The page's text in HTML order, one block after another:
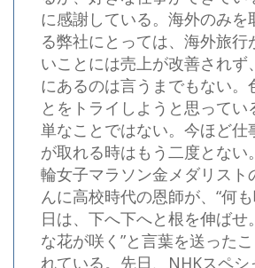
に感謝している。海外のみを
る弊社にとっては、海外旅行
いことには売上が改善されず
にあるのは言うまでもない。
とをトライしようと思ってい
単なことではない。今ほど仕
が取れる時はもう二度とない
輪女子マラソン金メダリスト
んに高校時代の恩師が、“何
日は、下へ下へと根を伸ばせ
な花が咲く”と言葉を送った
れている。先日、NHKスペ